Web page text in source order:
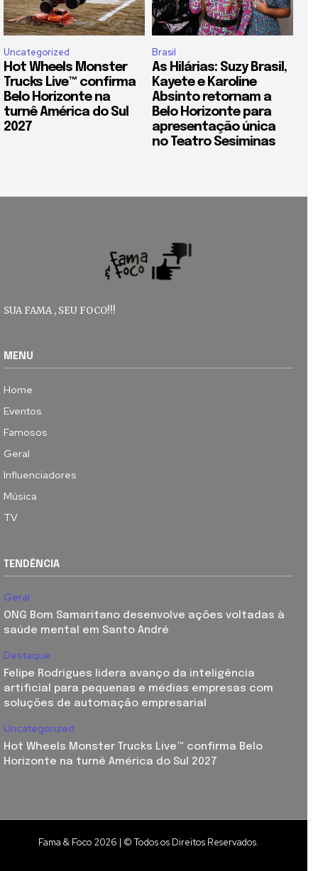
Uncategorized
Hot Wheels Monster
Trucks Live™ confirma
Belo Horizonte na
turnê América do Sul
2027
Brasil
As Hilárias: Suzy Brasil,
Kayete e Karoline
Absinto retornam a
Belo Horizonte para
apresentação única
no Teatro Sesiminas
SUA FAMA , SEU FOCO!!!
MENU
Home
Eventos
Famosos
Geral
Influenciadores
Música
TV
TENDÊNCIA
Geral
ONG Bom Samaritano desenvolve ações voltadas à
saúde mental em Santo André
Destaque
Felipe Rodrigues lidera avanço da inteligência
artificial para pequenas e médias empresas com
soluções de automação empresarial
Uncategorized
Hot Wheels Monster Trucks Live™ confirma Belo
Horizonte na turnê América do Sul 2027
Fama & Foco 2026 | © Todos os Direitos Reservados.